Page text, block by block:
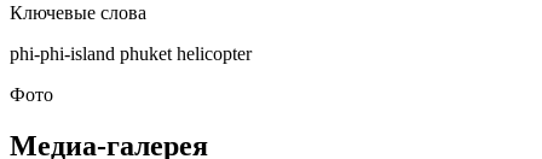
Ключевые слова
phi-phi-island phuket helicopter
Фото
Медиа-галерея